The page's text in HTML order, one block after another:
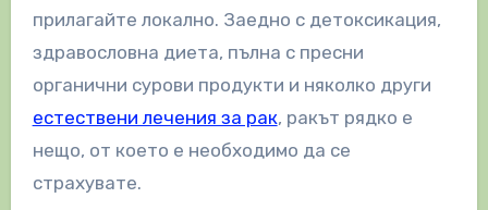
прилагайте локално. Заедно с детоксикация,
здравословна диета, пълна с пресни
органични сурови продукти и няколко други
естествени лечения за рак, ракът рядко е
нещо, от което е необходимо да се
страхувате.